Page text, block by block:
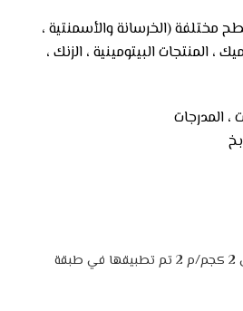
(الخرسانة والأسمنتية ،
، المنتجات البيتومينية ، الزنك ،
، المدرجات
– طبقة سميكة (تصل إلى 2 كجم/م 2 تم تطبيقها في طبقة